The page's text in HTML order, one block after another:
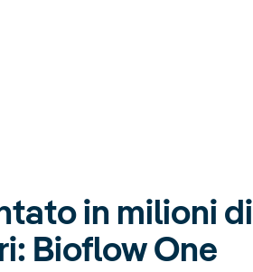
in milioni di
Bioflow One